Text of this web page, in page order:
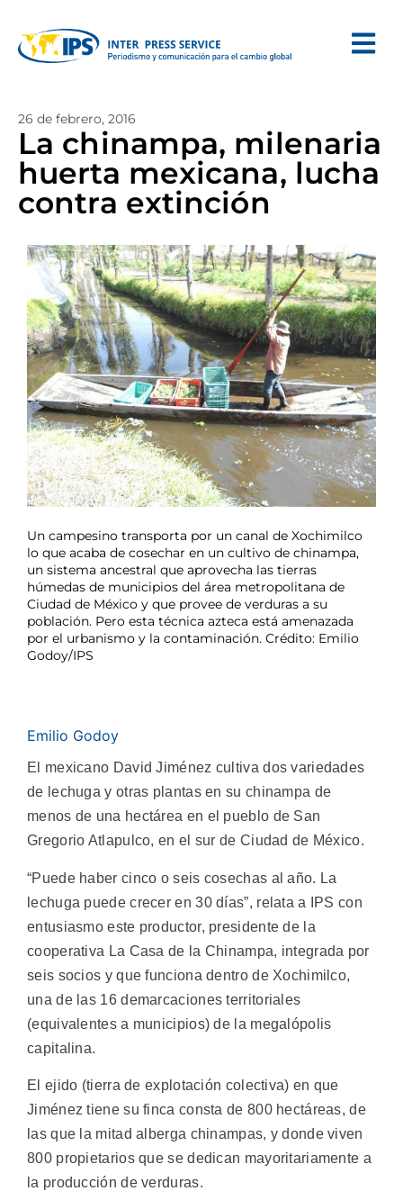
26 de febrero, 2016
La chinampa, milenaria
huerta mexicana, lucha
contra extinción
Un campesino transporta por un canal de Xochimilco
lo que acaba de cosechar en un cultivo de chinampa,
un sistema ancestral que aprovecha las tierras
húmedas de municipios del área metropolitana de
Ciudad de México y que provee de verduras a su
población. Pero esta técnica azteca está amenazada
por el urbanismo y la contaminación. Crédito: Emilio
Godoy/IPS
Emilio Godoy
El mexicano David Jiménez cultiva dos variedades
de lechuga y otras plantas en su chinampa de
menos de una hectárea en el pueblo de San
Gregorio Atlapulco, en el sur de Ciudad de México.
“Puede haber cinco o seis cosechas al año. La
lechuga puede crecer en 30 días”, relata a IPS con
entusiasmo este productor, presidente de la
cooperativa La Casa de la Chinampa, integrada por
seis socios y que funciona dentro de Xochimilco,
una de las 16 demarcaciones territoriales
(equivalentes a municipios) de la megalópolis
capitalina.
El ejido (tierra de explotación colectiva) en que
Jiménez tiene su finca consta de 800 hectáreas, de
las que la mitad alberga chinampas, y donde viven
800 propietarios que se dedican mayoritariamente a
la producción de verduras.